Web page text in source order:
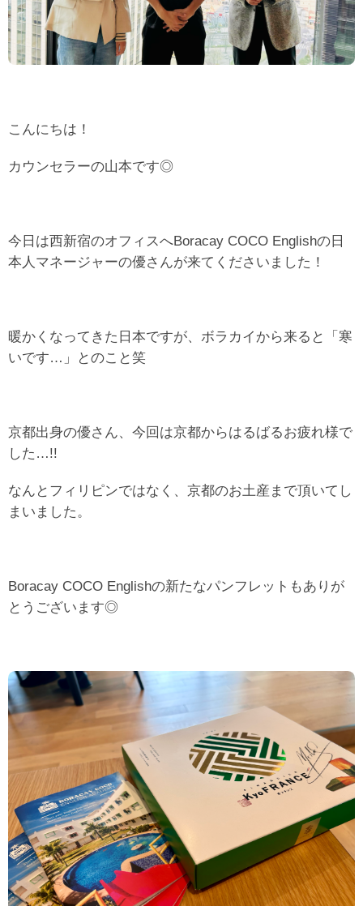
こんにちは！
カウンセラーの山本です◎
今日は西新宿のオフィスへBoracay COCO Englishの日
本人マネージャーの優さんが来てくださいました！
暖かくなってきた日本ですが、ボラカイから来ると「寒
いです…」とのこと笑
京都出身の優さん、今回は京都からはるばるお疲れ様で
した…!!
なんとフィリピンではなく、京都のお土産まで頂いてし
まいました。
Boracay COCO Englishの新たなパンフレットもありが
とうございます◎